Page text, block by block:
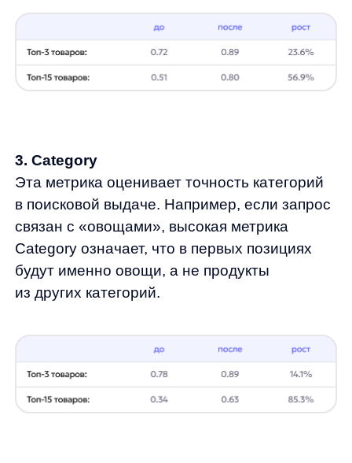
но и консервированные. Теперь в ТОП-3
результатов отображаются исключительно
свежие помидоры, а консервы исключены
или перенесены на более низкие позиции.
Примеры работы улучшенного
поиска